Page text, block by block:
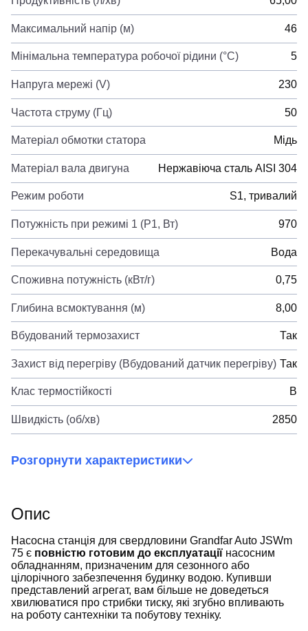
Максимальний напір (м) 46
Мінімальна температура робочої рідини (°C) 5
Напруга мережі (V) 230
Частота струму (Гц) 50
Матеріал обмотки статора Мідь
Матеріал вала двигуна Нержавіюча сталь AISI 304
Режим роботи S1, тривалий
Потужність при режимі 1 (P1, Вт) 970
Перекачувальні середовища Вода
Споживна потужність (кВт/г) 0,75
Глибина всмоктування (м) 8,00
Вбудований термозахист Так
Захист від перегріву (Вбудований датчик перегріву) Так
Клас термостійкості B
Швидкість (об/хв) 2850
Розгорнути характеристики
Опис
Насосна станція для свердловини Grandfar Auto JSWm
75 є повністю готовим до експлуатації насосним
обладнанням, призначеним для сезонного або
цілорічного забезпечення будинку водою. Купивши
представлений агрегат, вам більше не доведеться
хвилюватися про стрибки тиску, які згубно впливають
на роботу сантехніки та побутову техніку.